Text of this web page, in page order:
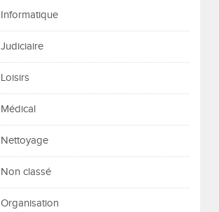
Informatique
Judiciaire
Loisirs
Médical
Nettoyage
Non classé
Organisation